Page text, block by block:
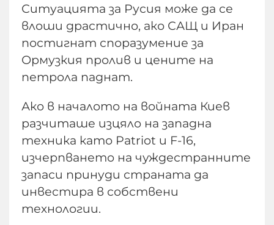
Ситуацията за Русия може да се
влоши драстично, ако САЩ и Иран
постигнат споразумение за
Ормузкия пролив и цените на
петрола паднат.
Ако в началото на войната Киев
разчиташе изцяло на западна
техника като Patriot и F-16,
изчерпването на чуждестранните
запаси принуди страната да
инвестира в собствени
технологии.